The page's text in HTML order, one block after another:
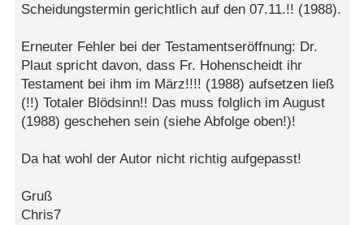
Scheidungstermin gerichtlich auf den 07.11.!! (1988).
Erneuter Fehler bei der Testamentseröffnung: Dr.
Plaut spricht davon, dass Fr. Hohenscheidt ihr
Testament bei ihm im März!!!! (1988) aufsetzen ließ
(!!) Totaler Blödsinn!! Das muss folglich im August
(1988) geschehen sein (siehe Abfolge oben!)!
Da hat wohl der Autor nicht richtig aufgepasst!
Gruß
Chris7